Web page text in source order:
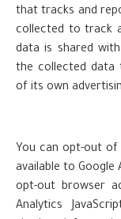
that tracks and
collected to track
data is shared
the collected data
of its own
You can opt-out of
available to Google
opt-out browser
Analytics